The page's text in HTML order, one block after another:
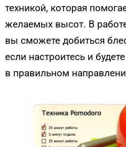
техникой, которая
желаемых высот. В
вы сможете добиться
если настроитесь и
в правильном